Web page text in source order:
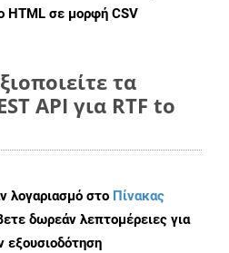
HTML σε μορφή CSV
τα
API για RTF to
λογαριασμό στο Πίνακας
δωρεάν λεπτομέρειες για
εξουσιοδότηση